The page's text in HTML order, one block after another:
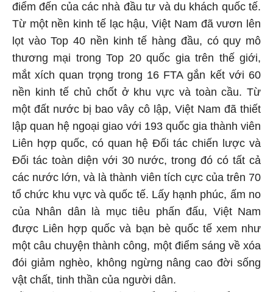
điểm đến của các nhà đầu tư và du khách quốc tế.
Từ một nền kinh tế lạc hậu, Việt Nam đã vươn lên
lọt vào Top 40 nền kinh tế hàng đầu, có quy mô
thương mại trong Top 20 quốc gia trên thế giới,
mắt xích quan trọng trong 16 FTA gắn kết với 60
nền kinh tế chủ chốt ở khu vực và toàn cầu. Từ
một đất nước bị bao vây cô lập, Việt Nam đã thiết
lập quan hệ ngoại giao với 193 quốc gia thành viên
Liên hợp quốc, có quan hệ Đối tác chiến lược và
Đối tác toàn diện với 30 nước, trong đó có tất cả
các nước lớn, và là thành viên tích cực của trên 70
tổ chức khu vực và quốc tế. Lấy hạnh phúc, ấm no
của Nhân dân là mục tiêu phấn đấu, Việt Nam
được Liên hợp quốc và bạn bè quốc tế xem như
một câu chuyện thành công, một điểm sáng về xóa
đói giảm nghèo, không ngừng nâng cao đời sống
vật chất, tinh thần của người dân.